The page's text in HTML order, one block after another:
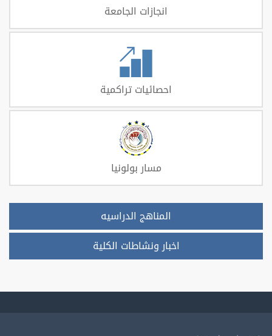
انجازات الجامعة
احصائيات تراكمية
مسار بولونيا
المناهج الدراسيه
اخبار ونشاطات الكلية